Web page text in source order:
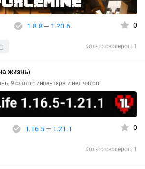
1.8.8 — 1.20.6 0
Кол-во серверов: 1
жизнь)
9 слотов инвентаря и нет читов!
1.16.5— 1.21.1 0
Кол-во серверов: 1